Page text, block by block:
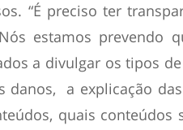
“É preciso ter
estamos prevendo
a divulgar os tipos
danos, a explicação
quais conteúdos